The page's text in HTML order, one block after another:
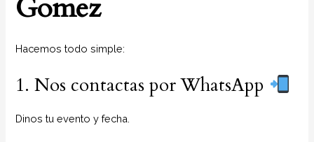
Gomez
Hacemos todo simple:
1. Nos contactas por WhatsApp
Dinos tu evento y fecha.